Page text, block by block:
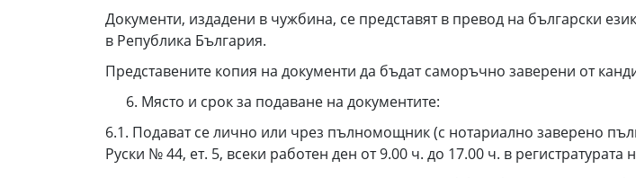
Документи, издадени в чужбина, се представят в превод на български
в Република България.
Представените копия на документи да бъдат саморъчно заверени от
Място и срок за подаване на документите:
6.1. Подават се лично или чрез пълномощник (с нотариално заверено
Руски № 44, ет. 5, всеки работен ден от 9.00 ч. до 17.00 ч. в